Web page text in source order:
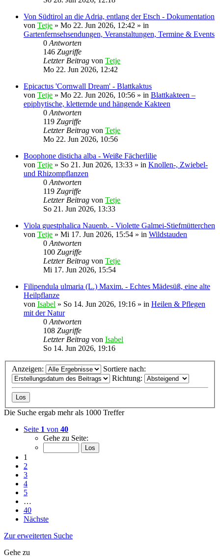
Von Südtirol an die Adria, entlang der Etsch - Dokumentation
von Tetje » Mo 22. Jun 2026, 12:42 » in
Gartenfernsehsendungen, Veranstaltungen, Termine & Events
0 Antworten
146 Zugriffe
Letzter Beitrag von Tetje
Mo 22. Jun 2026, 12:42
Epicactus 'Cornwall Dream' - Blattkaktus
von Tetje » Mo 22. Jun 2026, 10:56 » in Blattkakteen –
epiphytische, kletternde und hängende Kakteen
0 Antworten
119 Zugriffe
Letzter Beitrag von Tetje
Mo 22. Jun 2026, 10:56
Boophone disticha alba - Weiße Fächerlilie
von Tetje » So 21. Jun 2026, 13:33 » in Knollen-, Zwiebel-
und Rhizompflanzen
0 Antworten
119 Zugriffe
Letzter Beitrag von Tetje
So 21. Jun 2026, 13:33
Viola guestphalica Nauenb. - Violette Galmei-Stiefmütterchen
von Tetje » Mi 17. Jun 2026, 15:54 » in Wildstauden
0 Antworten
100 Zugriffe
Letzter Beitrag von Tetje
Mi 17. Jun 2026, 15:54
Filipendula ulmaria (L.) Maxim. - Echtes Mädesüß, eine alte
Heilpflanze
von Isabel » So 14. Jun 2026, 19:16 » in Heilen & Pflegen
mit der Natur
0 Antworten
108 Zugriffe
Letzter Beitrag von Isabel
So 14. Jun 2026, 19:16
Anzeigen:
Sortiere nach:
Richtung:
Die Suche ergab mehr als 1000 Treffer
Seite 1 von 40
Gehe zu Seite:
1
2
3
4
5
…
40
Nächste
Zur erweiterten Suche
Gehe zu